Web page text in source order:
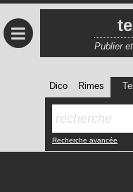
≡ Publier
Dico Rimes
Recherche avancée